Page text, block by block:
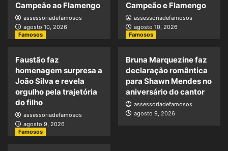
Campeão ao Flamengo
assessoriadefamosos
agosto 10, 2026
Campeão e Flamengo
assessoriadefamosos
agosto 10, 2026
Famosos
Faustão faz
homenagem surpresa a
João Silva e revela
orgulho pela trajetória
do filho
assessoriadefamosos
agosto 9, 2026
Famosos
Bruna Marquezine faz
declaração romântica
para Shawn Mendes no
aniversário do cantor
assessoriadefamosos
agosto 9, 2026
Famosos